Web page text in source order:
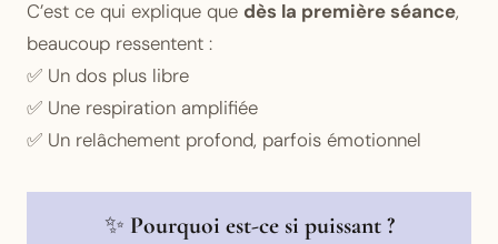
C’est ce qui explique que dès la première séance,
beaucoup ressentent :
✅ Un dos plus libre
✅ Une respiration amplifiée
✅ Un relâchement profond, parfois émotionnel
✨ Pourquoi est-ce si puissant ?